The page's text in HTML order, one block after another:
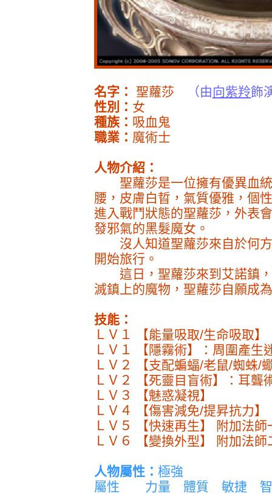
名字： 聖蘿莎 （由向紫羚飾
性別： 女
種族： 吸血鬼
職業： 魔術士
人物介紹：
聖蘿莎是一位擁有優異血統
腰，皮膚白晢，氣質優雅，個
進入戰鬥狀態的聖蘿莎，外表
發邪氣的黑髮魔女。
沒人知道聖蘿莎來自於何方
開始旅行。
這日，聖蘿莎來到艾諾鎮，
滅鎮上的魔物，聖蘿莎自願成
技能：
ＬＶ１ 【能量吸取/生命吸取】
ＬＶ１ 【隱霧術】：周圍產生
ＬＶ２ 【支配蝙蝠/老鼠/蜘蛛/
ＬＶ２ 【死靈目盲術】：耳聾
ＬＶ３ 【魅惑凝視】
ＬＶ４ 【傷害減免/提昇抗力】
ＬＶ５ 【快速再生】 附加法師
ＬＶ６ 【變換外型】 附加法師
人物屬性： 極強
屬性 力量 體質 敏捷 智